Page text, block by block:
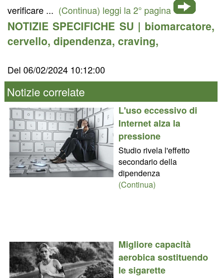
verificare ... (Continua) leggi la 2° pagina
NOTIZIE SPECIFICHE SU | biomarcatore,
cervello, dipendenza, craving,
Del 06/02/2024 10:12:00
Notizie correlate
L'uso eccessivo di
Internet alza la
pressione
Studio rivela l'effetto
secondario della
dipendenza
(Continua)
Migliore capacità
aerobica sostituendo
le sigarette